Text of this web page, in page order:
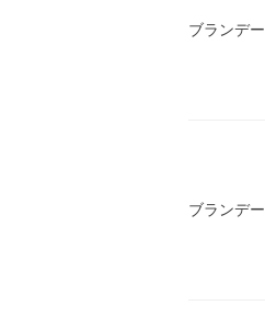
ブランデー
ブランデー